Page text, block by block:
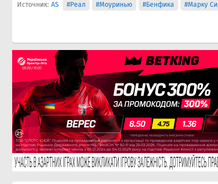
Источник: AS #Реал #Моуринью #Бенфика #Марку